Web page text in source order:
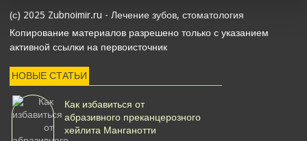
(с) 2025 Zubnoimir.ru - Лечение зубов, стоматология
Копирование материалов разрешено только с указанием
активной ссылки на первоисточник
НОВЫЕ СТАТЬИ
Как избавиться от
абразивного преканцерозного
хейлита Манганотти